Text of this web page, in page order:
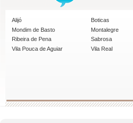
Alijó Boticas
Mondim de Basto
Montalegre
Ribeira de Pena
Sabrosa
Vila Pouca de Aguiar
Vila Real